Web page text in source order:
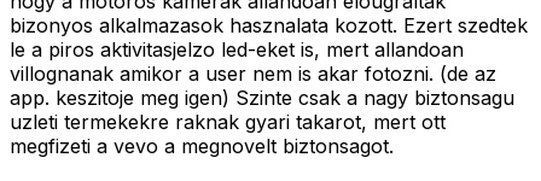
bizonyos alkalmazasok hasznalata kozott. Ezert szedtek
le a piros aktivitasjelzo led-eket is, mert allandoan
villognanak amikor a user nem is akar fotozni. (de az
app. keszitoje meg igen) Szinte csak a nagy biztonsagu
uzleti termekekre raknak gyari takarot, mert ott
megfizeti a vevo a megnovelt biztonsagot.